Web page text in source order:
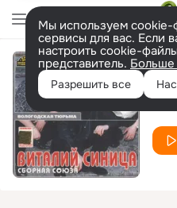
Мы используем cookie-
сервисы для вас. Если
настроить cookie-
представитель.
Разрешить все